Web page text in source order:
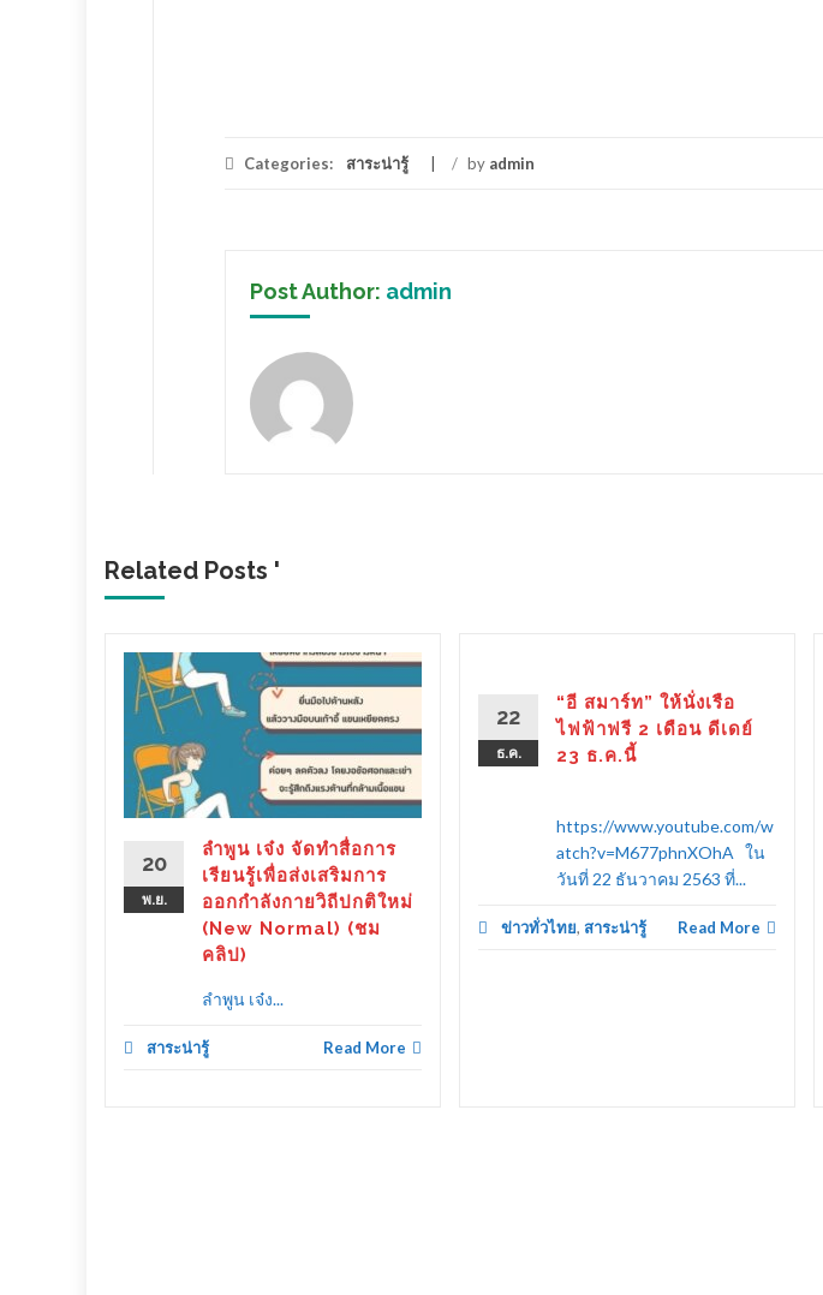
Categories: สาระน่ารู้ / by admin
Post Author: admin
Related Posts '
20
พ.ย.
ลำพูน เจ๋ง จัดทำสื่อการ
เรียนรู้เพื่อส่งเสริมการ
ออกกำลังกายวิถีปกติใหม่
(New Normal) (ชม
คลิป)
ลำพูน เจ๋ง...
สาระน่ารู้ Read More
22
ธ.ค.
“อี สมาร์ท” ให้นั่งเรือ
ไฟฟ้าฟรี 2 เดือน ดีเดย์
23 ธ.ค.นี้
https://www.youtube.com/w
atch?v=M677phnXOhA ใน
วันที่ 22 ธันวาคม 2563 ที่...
ข่าวทั่วไทย, สาระน่ารู้ Read More